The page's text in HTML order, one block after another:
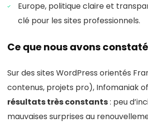
Europe, politique claire et
clé pour les sites professionnels.
Ce que nous avons
Sur des sites WordPress orientés
contenus, projets pro), Infomaniak
résultats très constants: peu
mauvaises surprises au